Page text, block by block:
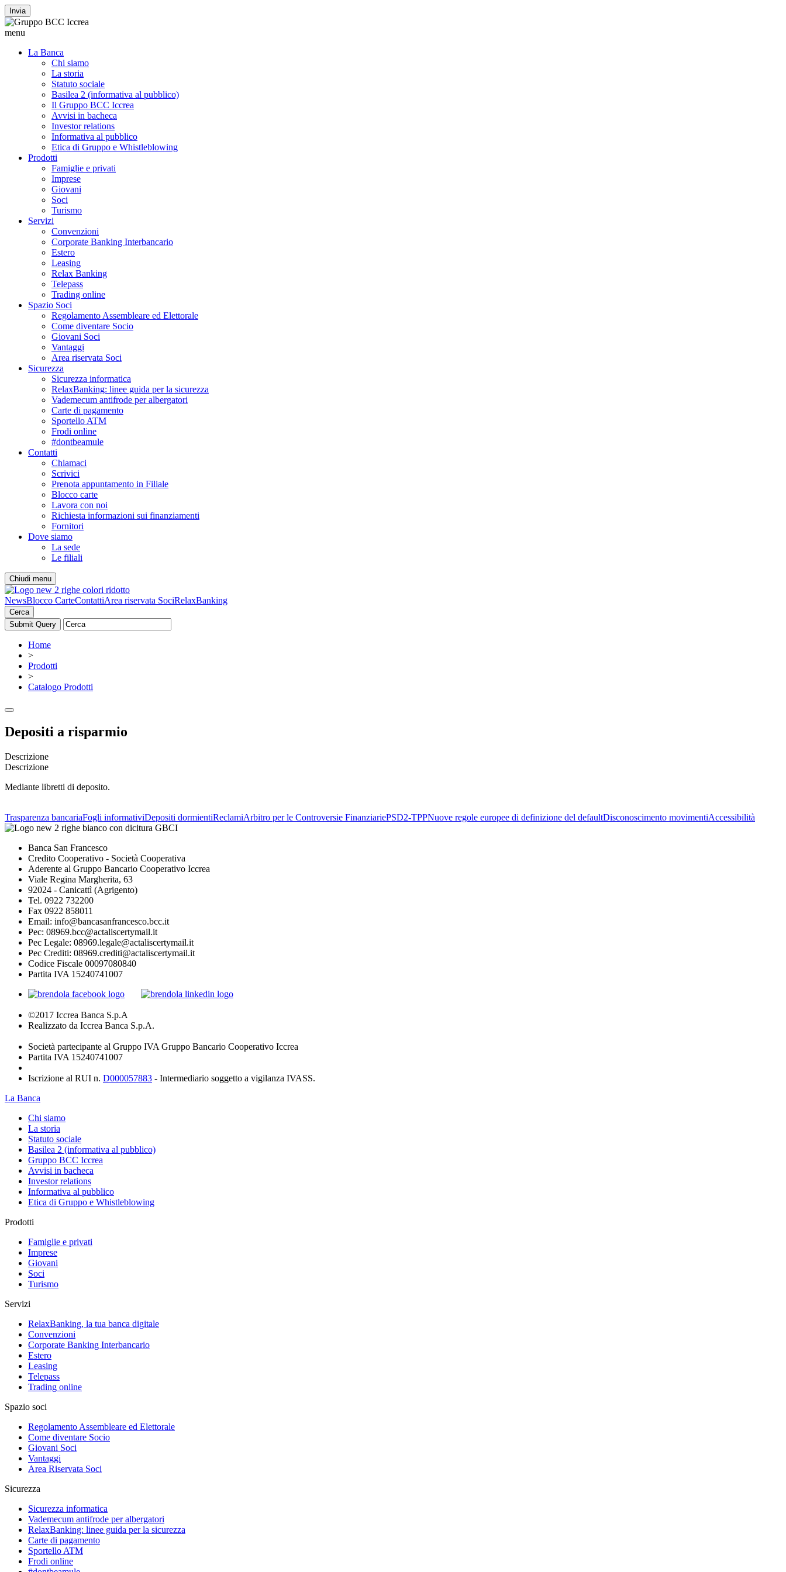
Invia
menu
La Banca
Chi siamo
La storia
Statuto sociale
Basilea 2 (informativa al pubblico)
Il Gruppo BCC Iccrea
Avvisi in bacheca
Investor relations
Informativa al pubblico
Etica di Gruppo e Whistleblowing
Prodotti
Famiglie e privati
Imprese
Giovani
Soci
Turismo
Servizi
Convenzioni
Corporate Banking Interbancario
Estero
Leasing
Relax Banking
Telepass
Trading online
Spazio Soci
Regolamento Assembleare ed Elettorale
Come diventare Socio
Giovani Soci
Vantaggi
Area riservata Soci
Sicurezza
Sicurezza informatica
RelaxBanking: linee guida per la sicurezza
Vademecum antifrode per albergatori
Carte di pagamento
Sportello ATM
Frodi online
#dontbeamule
Contatti
Chiamaci
Scrivici
Prenota appuntamento in Filiale
Blocco carte
Lavora con noi
Richiesta informazioni sui finanziamenti
Fornitori
Dove siamo
La sede
Le filiali
Chiudi menu
NewsBlocco CarteContattiArea riservata SociRelaxBanking
Cerca
Home
>
Prodotti
>
Catalogo Prodotti
Depositi a risparmio
Descrizione
Descrizione
Mediante libretti di deposito.
Trasparenza bancariaFogli informativiDepositi dormientiReclamiArbitro per le Controversie FinanziariePSD2-TPPNuove regole europee di definizione del defaultDisconoscimento movimentiAccessibilità
Banca San Francesco
Credito Cooperativo - Società Cooperativa
Aderente al Gruppo Bancario Cooperativo Iccrea
Viale Regina Margherita, 63
92024 - Canicattì (Agrigento)
Tel. 0922 732200
Fax 0922 858011
Email: info@bancasanfrancesco.bcc.it
Pec: 08969.bcc@actaliscertymail.it
Pec Legale: 08969.legale@actaliscertymail.it
Pec Crediti: 08969.crediti@actaliscertymail.it
Codice Fiscale 00097080840
Partita IVA 15240741007
©2017 Iccrea Banca S.p.A
Realizzato da Iccrea Banca S.p.A.
Società partecipante al Gruppo IVA Gruppo Bancario Cooperativo Iccrea
Partita IVA 15240741007
Iscrizione al RUI n. D000057883 - Intermediario soggetto a vigilanza IVASS.
La Banca
Chi siamo
La storia
Statuto sociale
Basilea 2 (informativa al pubblico)
Gruppo BCC Iccrea
Avvisi in bacheca
Investor relations
Informativa al pubblico
Etica di Gruppo e Whistleblowing
Prodotti
Famiglie e privati
Imprese
Giovani
Soci
Turismo
Servizi
RelaxBanking, la tua banca digitale
Convenzioni
Corporate Banking Interbancario
Estero
Leasing
Telepass
Trading online
Spazio soci
Regolamento Assembleare ed Elettorale
Come diventare Socio
Giovani Soci
Vantaggi
Area Riservata Soci
Sicurezza
Sicurezza informatica
Vademecum antifrode per albergatori
RelaxBanking: linee guida per la sicurezza
Carte di pagamento
Sportello ATM
Frodi online